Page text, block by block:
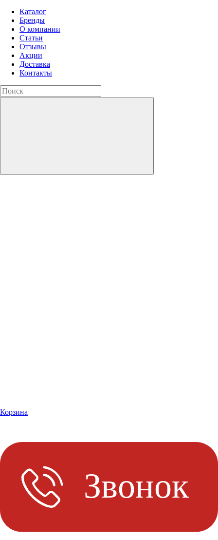
Каталог
Бренды
О компании
Статьи
Отзывы
Акции
Доставка
Контакты
Корзина